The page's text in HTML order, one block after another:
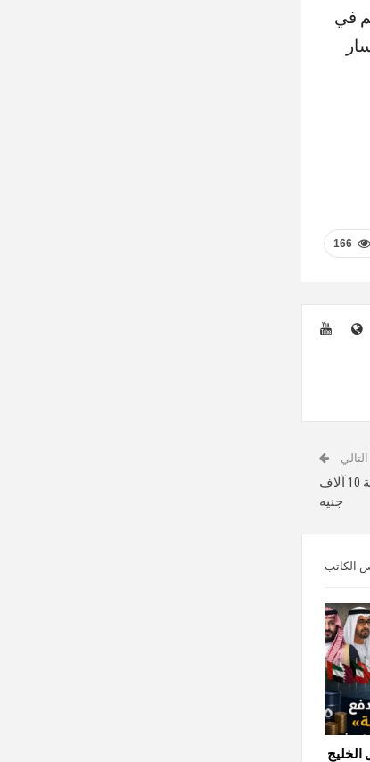
في
166
التالي
الحكومة تحسم الجدل بشأن إصدار عملة فئة 10 آلاف
جنيه
الكاتب